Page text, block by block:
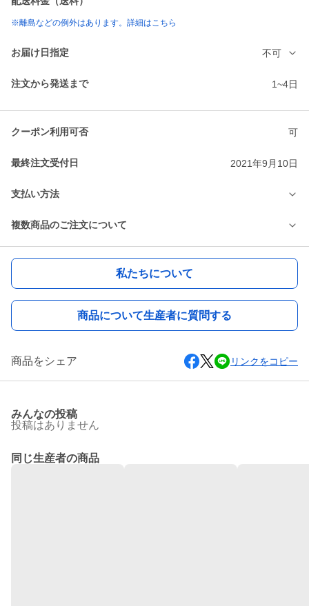
※離島などの例外はあります。詳細はこちら
お届け日指定 不可
注文から発送まで 1~4日
クーポン利用可否 可
最終注文受付日 2021年9月10日
支払い方法
複数商品のご注文について
私たちについて
商品について生産者に質問する
商品をシェア リンクをコピー
みんなの投稿
投稿はありません
同じ生産者の商品